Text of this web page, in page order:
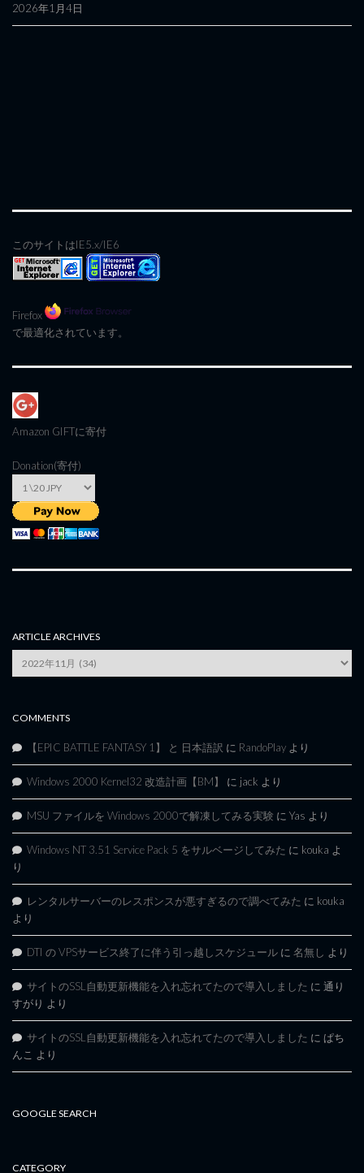
2026年1月4日
このサイトはIE5.x/IE6
Firefox
で最適化されています。
Amazon GIFTに寄付
Donation(寄付)
ARTICLE ARCHIVES
Archives
COMMENTS
【EPIC BATTLE FANTASY 1】 と 日本語訳 に RandoPlay より
Windows 2000 Kernel32 改造計画【BM】 に jack より
MSU ファイルを Windows 2000で解凍してみる実験 に Yas より
Windows NT 3.51 Service Pack 5 をサルベージしてみた に kouka よ
り
レンタルサーバーのレスポンスが悪すぎるので調べてみた に kouka
より
DTI の VPSサービス終了に伴う引っ越しスケジュール に 名無し より
サイトのSSL自動更新機能を入れ忘れてたので導入しました に 通り
すがり より
サイトのSSL自動更新機能を入れ忘れてたので導入しました に ぱち
んこ より
GOOGLE SEARCH
CATEGORY